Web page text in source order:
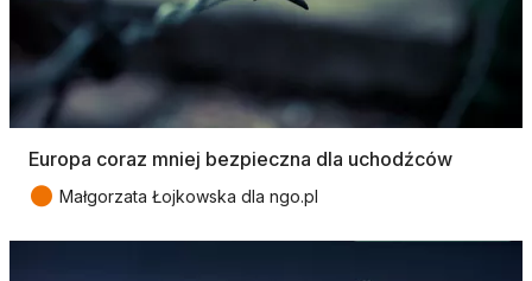
Europa coraz mniej bezpieczna dla uchodźców
● Małgorzata Łojkowska dla ngo.pl